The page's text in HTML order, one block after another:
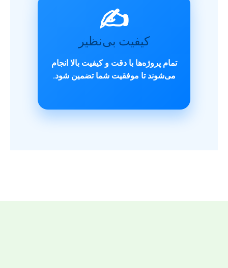
✍️
کیفیت بی‌نظیر
تمام پروژه‌ها با دقت و کیفیت بالا انجام
می‌شوند تا موفقیت شما تضمین شود.